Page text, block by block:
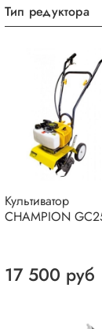
Тип редуктора
Культиватор
CHAMPION
17 500 руб